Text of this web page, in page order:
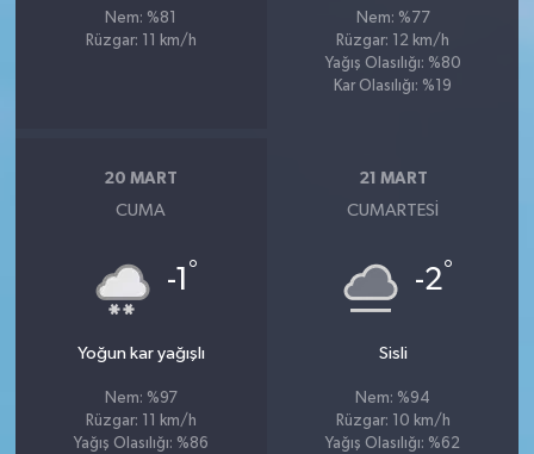
Nem: %81
Rüzgar: 11 km/h
Nem: %77
Rüzgar: 12 km/h
Yağış Olasılığı: %80
Kar Olasılığı: %19
20 MART
CUMA
-1 °
Yoğun kar yağışlı
Nem: %97
Rüzgar: 11 km/h
Yağış Olasılığı: %86
21 MART
CUMARTESI
-2°
Sisli
Nem: %94
Rüzgar: 10 km/h
Yağış Olasılığı: %62